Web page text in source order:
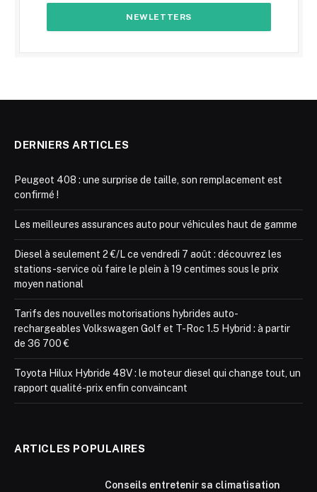
DERNIERS ARTICLES
Peugeot 408 : une surprise de taille, son remplacement est
confirmé !
Les meilleures assurances auto pour véhicules haut de gamme
Diesel à seulement 2 €/L ce vendredi 7 août : découvrez les
stations-service où faire le plein à 19 centimes sous le prix
moyen national
Tarifs des nouvelles motorisations hybrides auto-
rechargeables Volkswagen Golf et T-Roc 1.5 Hybrid : à partir
de 36 700 €
Toyota Hilux Hybride 48V : le moteur diesel qui change tout, un
rapport qualité-prix enfin convaincant
ARTICLES POPULAIRES
Conseils entretenir sa climatisation